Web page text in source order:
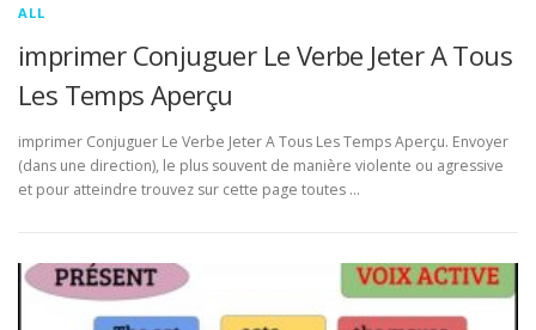
ALL
imprimer Conjuguer Le Verbe Jeter A Tous
Les Temps Aperçu
imprimer Conjuguer Le Verbe Jeter A Tous Les Temps Aperçu. Envoyer
(dans une direction), le plus souvent de manière violente ou agressive
et pour atteindre trouvez sur cette page toutes …